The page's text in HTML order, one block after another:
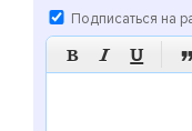
Подписаться на
  